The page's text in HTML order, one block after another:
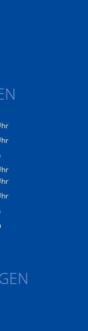
bis 12:00 Uhr
bis 12:00 Uhr
bis 12:00 Uhr
bis 18:00 Uhr
bis 12:00 Uhr